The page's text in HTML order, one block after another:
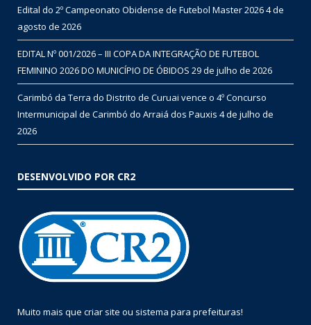
Edital do 2º Campeonato Obidense de Futebol Master 20264 de
agosto de 2026
EDITAL Nº 001/2026 – III COPA DA INTEGRAÇÃO DE FUTEBOL
FEMININO 2026 DO MUNICÍPIO DE ÓBIDOS 29 de julho de 2026
Carimbó da Terra do Distrito de Curuai vence o 4º Concurso
Intermunicipal de Carimbó do Arraiá dos Pauxis 4 de julho de
2026
DESENVOLVIDO POR CR2
Muito mais que criar site ou sistema para prefeituras!